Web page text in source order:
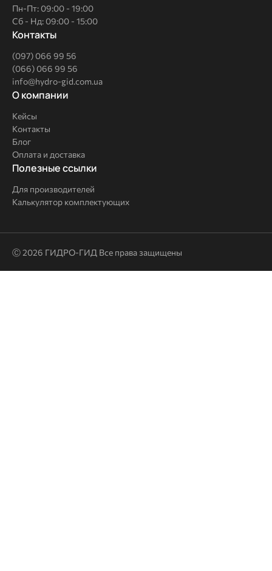
Пн-Пт: 09:00 - 19:00
Сб - Нд: 09:00 - 15:00
Контакты
(097) 066 99 56
(066) 066 99 56
info@hydro-gid.com.ua
О
компании
О компании
Кейсы
Контакты
Блог
Оплата и доставка
Полезные
Полезные ссылки
Для производителей
Калькулятор комплектующих
Ⓒ 2026 ГИДРО-ГИД Все права защищены